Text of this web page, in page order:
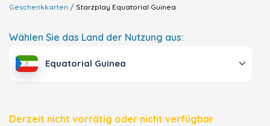
Geschenkkarten Starzplay Equatorial Guinea
Wählen Sie das Land der Nutzung aus:
Equatorial Guinea
Derzeit nicht vorrätig oder nicht verfügbar